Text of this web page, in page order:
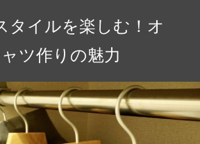
タイルを楽しむ！オ
ツ作りの魅力